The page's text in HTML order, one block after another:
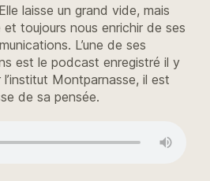
laisse un grand vide, mais
toujours nous enrichir de ses
L’une de ses
est le podcast enregistré il y
Montparnasse, il est
de sa pensée.